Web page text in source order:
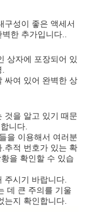
구성이 좋은 액세서
한 추가입니다..
상자에 포장되어 있
.
싸여 있어 완벽한 상
것을 알고 있기 때문
니다.
을 이용해서 여러분
추적 번호가 있는 확
을 확인할 수 있습
주시기 바랍니다.
데 큰 주의를 기울
는지 확인합니다.